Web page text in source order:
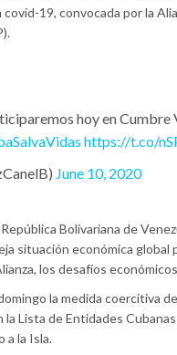
19, convocada por la
hoy en
https://t.co/
June 10, 2020
Bolivariana de
situación económica
los desafíos
la medida coercitiva
Lista de Entidades
a la Isla.